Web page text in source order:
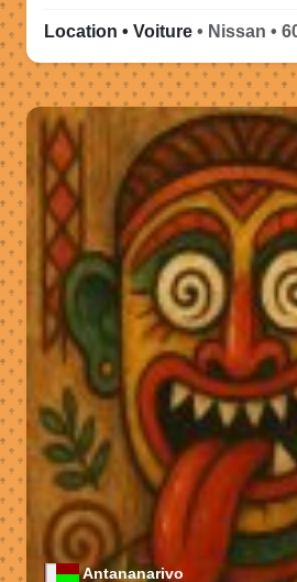
Location • Voiture • Nissan •
Antananarivo